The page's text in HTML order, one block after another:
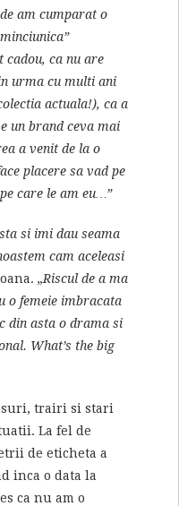
am cumparat o
cadou, ca nu are
urma cu multi ani
actuala!), ca a
un brand ceva mai
a venit de la o
placere sa vad pe
care le am eu…”
si imi dau seama
cam aceleasi
„Riscul de a ma
o femeie imbracata
din asta o drama si
What’s the big
trairi si stari
La fel de
de eticheta a
inca o data la
ca nu am o